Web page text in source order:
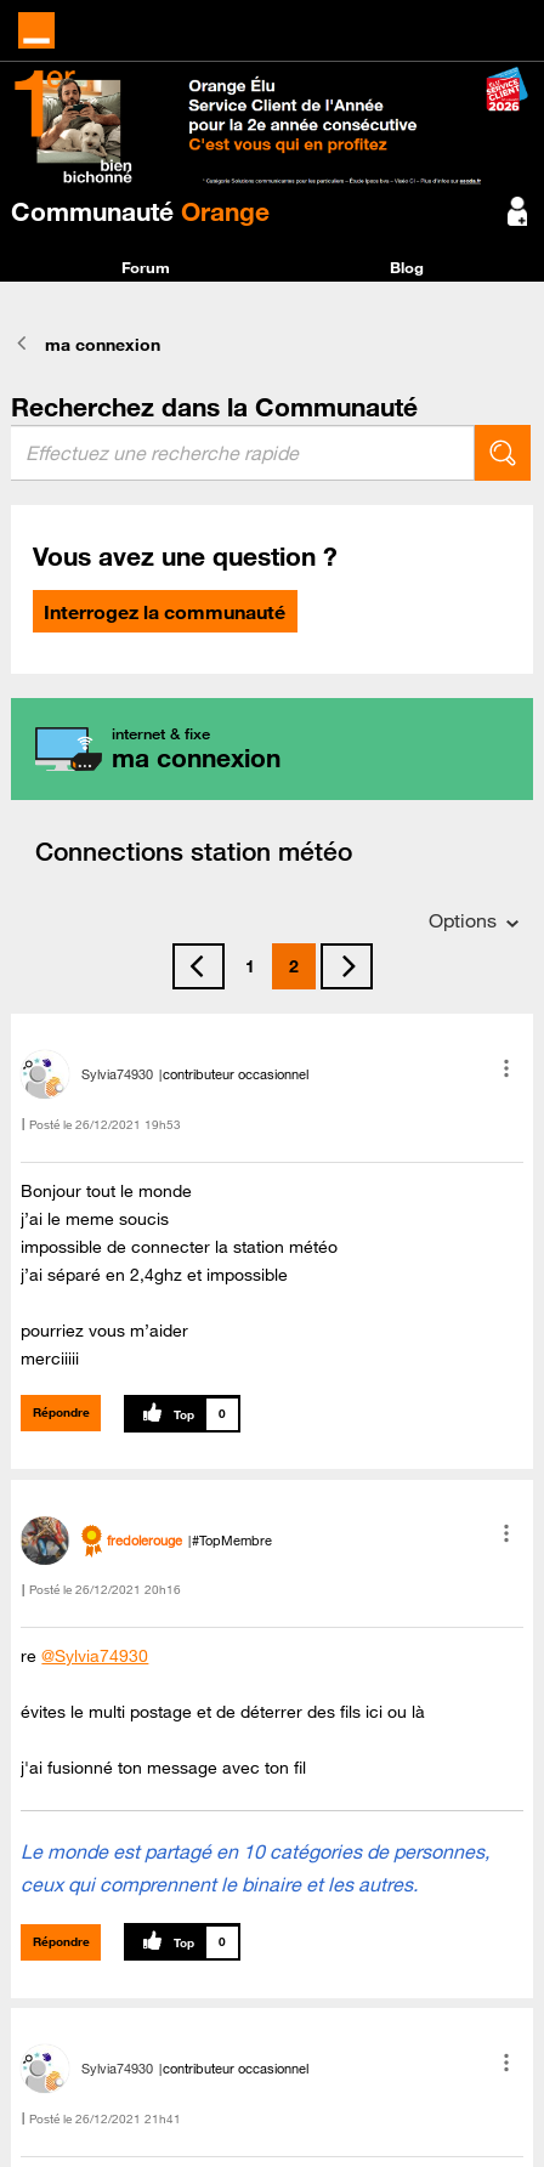
Communauté Orange
Forum Blog
ma connexion
Recherchez dans la Communauté
Vous avez une question ?
Interrogez la communauté
internet & fixe
ma connexion
Connections station météo
Options
1 2
Sylvia74930 contributeur occasionnel
Posté le ‎26/12/2021 19h53
Bonjour tout le monde
j’ai le meme soucis
impossible de connecter la station météo
j’ai séparé en 2,4ghz et impossible
pourriez vous m’aider
merciiiii
Répondre 0
fredolerouge #TopMembre
Posté le ‎26/12/2021 20h16
re@Sylvia74930
évites le multi postage et de déterrer des fils ici ou là
j'ai fusionné ton message avec ton fil
Le monde est partagé en 10 catégories de personnes,
ceux qui comprennent le binaire et les autres.
Répondre 0
Sylvia74930 contributeur occasionnel
Posté le ‎26/12/2021 21h41